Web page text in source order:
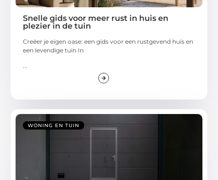
Snelle gids voor meer rust in huis en
plezier in de tuin
Creëer je eigen oase: een gids voor een rustgevend huis en
een levendige tuin In
...
WONING EN TUIN